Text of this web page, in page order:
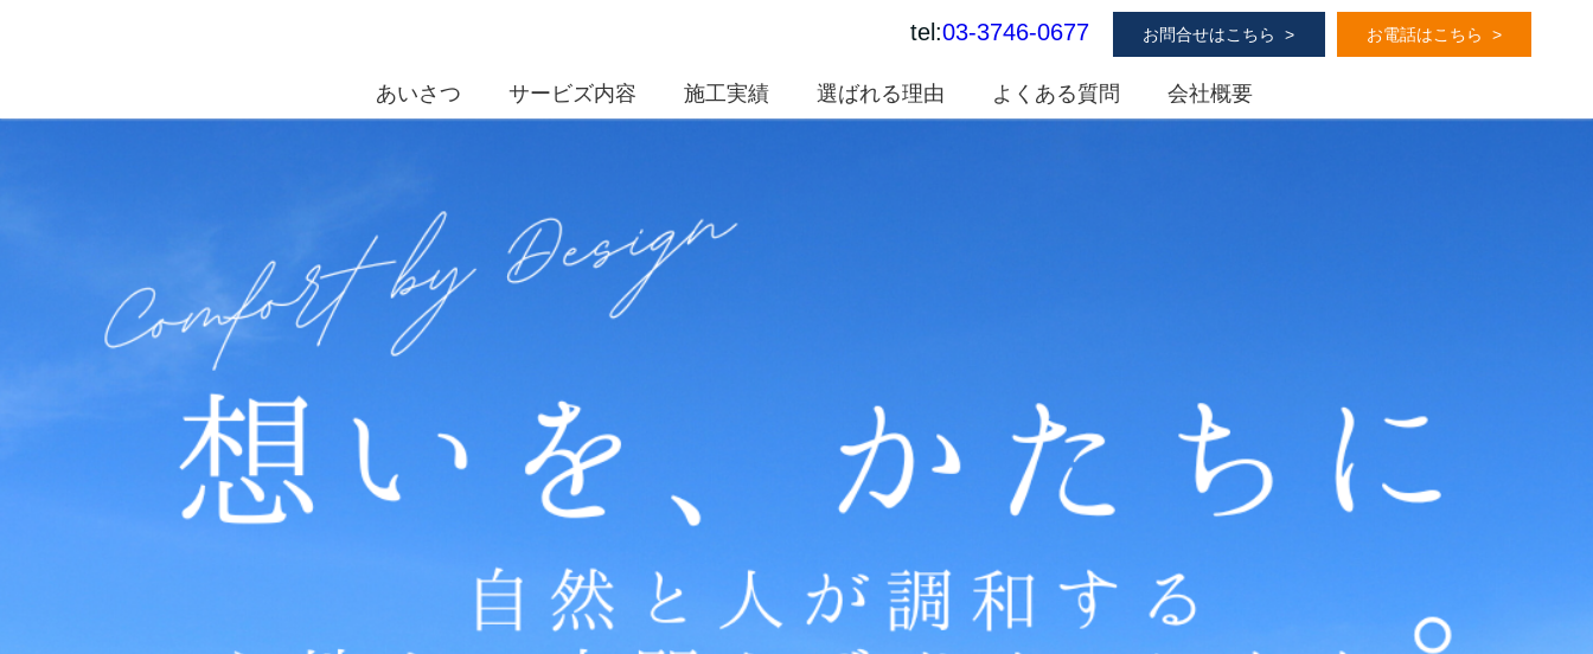
tel:03-3746-0677 お問合せはこちら お電話はこちら
あいさつ サービズ内容 施工実績 選ばれる理由 よくある質問 会社概要